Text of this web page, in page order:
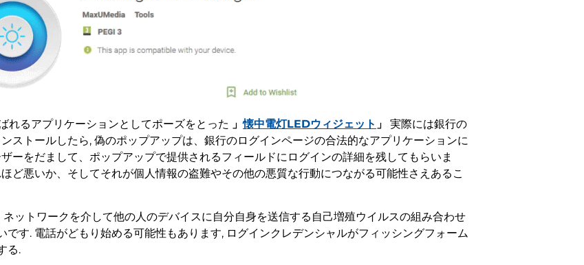
れるアプリケーションとしてポーズをとった 」懐中電灯LEDウィジェット 」
実際には銀行の
ストールしたら, 偽のポップアップは、銀行のログインページの合法的なアプリケーションに
ーをだまして、ポップアップで提供されるフィールドにログインの詳細を残してもらいま
ど悪いか、そしてそれが個人情報の盗難やその他の悪質な行動につながる可能性さえあるこ
ネットワークを介して他の人のデバイスに自分自身を送信する自己増殖ウイルスの組み合わせ
す. 電話がどもり始める可能性もあります, ログインクレデンシャルがフィッシングフォーム
る.